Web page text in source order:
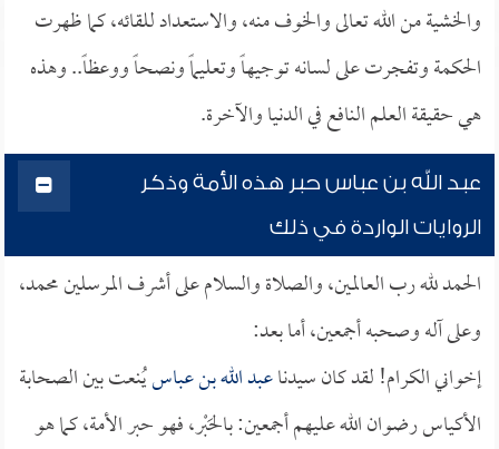
والخشية من الله تعالى والخوف منه، والاستعداد للقائه، كما ظهرت
الحكمة وتفجرت على لسانه توجيهاً وتعليماً ونصحاً ووعظاً.. وهذه
هي حقيقة العلم النافع في الدنيا والآخرة.
عبد الله بن عباس حبر هذه الأمة وذكر
الروايات الواردة في ذلك
الحمد لله رب العالمين، والصلاة والسلام على أشرف المرسلين محمد،
وعلى آله وصحبه أجمعين، أما بعد:
إخواني الكرام! لقد كان سيدناعبد الله بن عباسيُنعت بين الصحابة
الأكياس رضوان الله عليهم أجمعين: بالحَبْر، فهو حبر الأمة، كما هو